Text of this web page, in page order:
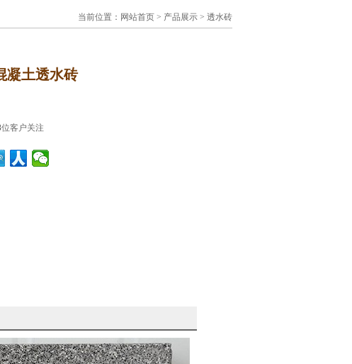
当前位置： 网站首页> 产品展示> 透水砖
凝土透水砖
位客户关注